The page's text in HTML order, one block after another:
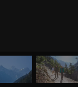
ЙОГА СЕМИНАРЫ